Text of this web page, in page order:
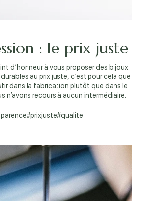
: le prix juste
d’honneur à vous proposer des bijoux
au prix juste, c’est pour cela que
dans la fabrication plutôt que dans le
n’avons recours à aucun intermédiaire.